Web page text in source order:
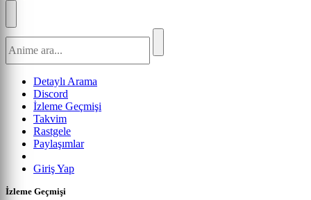
Detaylı Arama
Discord
İzleme Geçmişi
Takvim
Rastgele
Paylaşımlar
Giriş Yap
İzleme Geçmişi